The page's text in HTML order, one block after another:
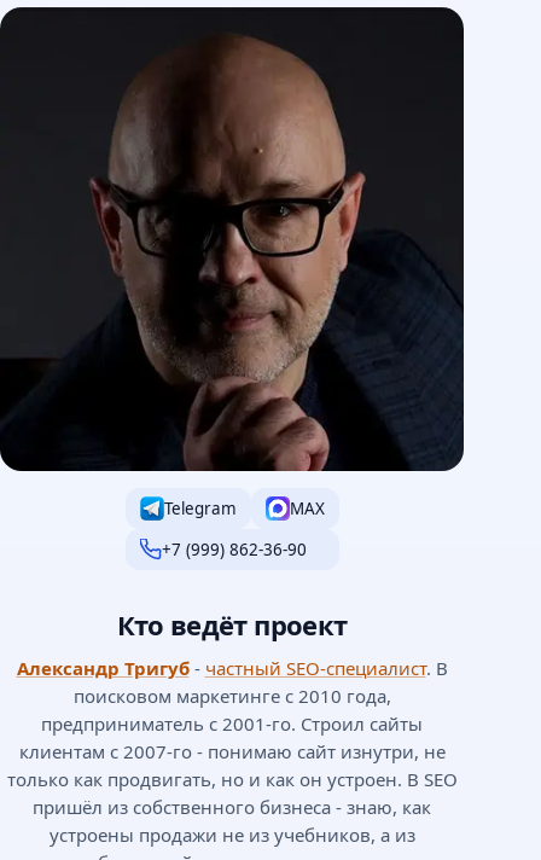
Telegram
MAX
+7 (999) 862-36-90
Кто ведёт проект
Александр Тригуб- частный SEO-специалист. В
поисковом маркетинге с 2010 года,
предприниматель с 2001-го. Строил сайты
клиентам с 2007-го - понимаю сайт изнутри, не
только как продвигать, но и как он устроен. В SEO
пришёл из собственного бизнеса - знаю, как
устроены продажи не из учебников, а из